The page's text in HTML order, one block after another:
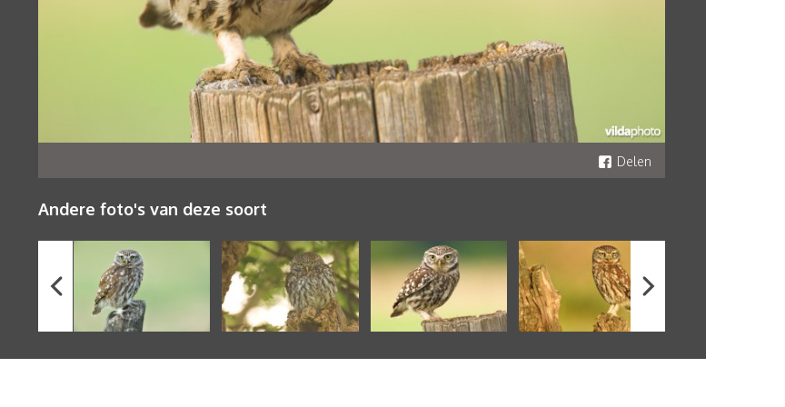
Delen
Andere foto's van deze soort